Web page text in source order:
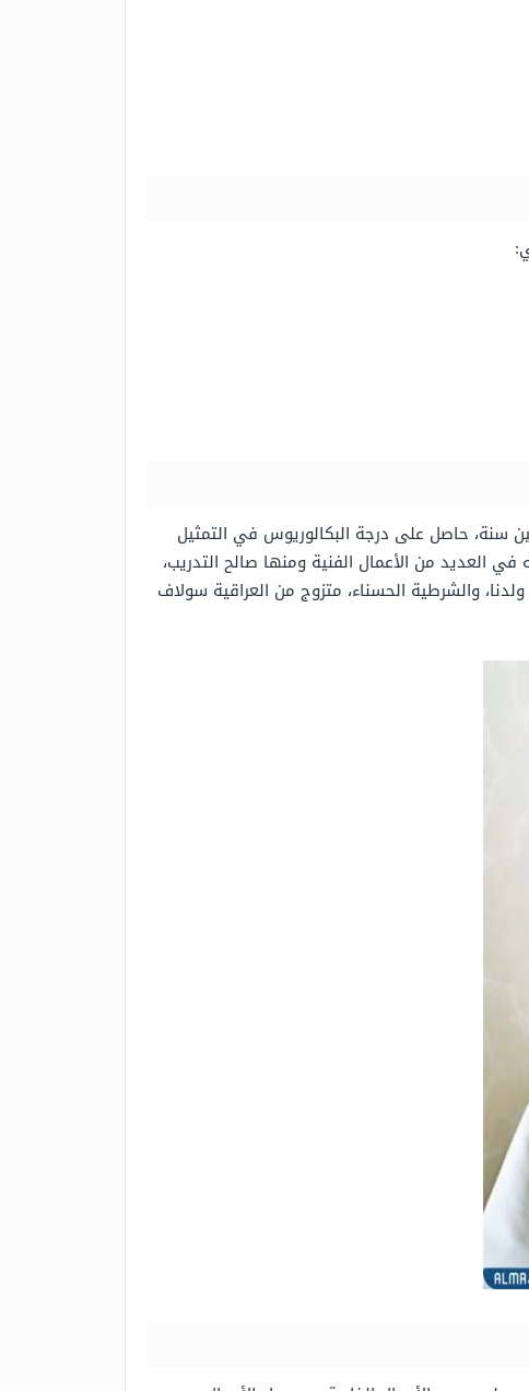
1974م، حيث يبلغ من العمر ثمانية وأربعين سنة، حاصل على درجة البكالوريوس في التمثيل
الكويتية، بدأ مشواره الفني منذ عام 1993م، من خلال مشاركته في العديد من الأعمال الفنية ومنها صالح التدريب،
والشرطية الحسناء، متزوج من العراقية سولاف